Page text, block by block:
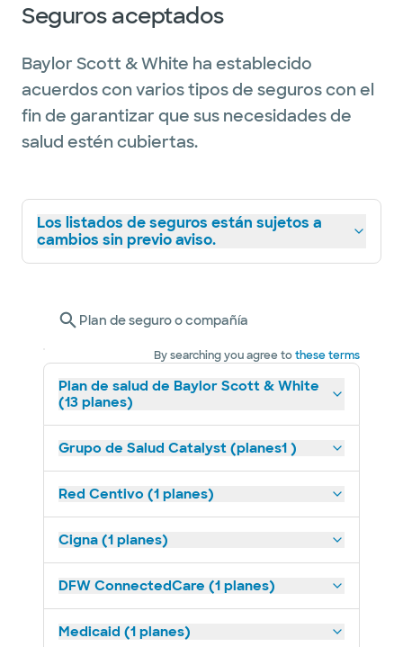
Seguros aceptados
Baylor Scott & White ha establecido
acuerdos con varios tipos de seguros con el
fin de garantizar que sus necesidades de
salud estén cubiertas.
Los listados de seguros están sujetos a
cambios sin previo aviso.
Plan de seguro o compañía
By searching you agree tothese terms
Plan de salud de Baylor Scott & White
(13 planes)
Grupo de Salud Catalyst (planes1 )
Red Centivo (1 planes)
Cigna (1 planes)
DFW ConnectedCare (1 planes)
Medicaid (1 planes)